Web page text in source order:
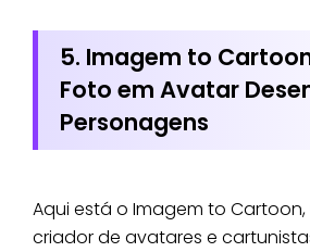
5. Imagem to
Foto em Avatar
Personagens
Aqui está o Imagem to
criador de avatares e